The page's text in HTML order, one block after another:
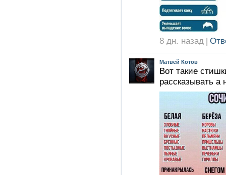
8 дн. назад |
Матвей Котов
Вот такие
рассказывать а